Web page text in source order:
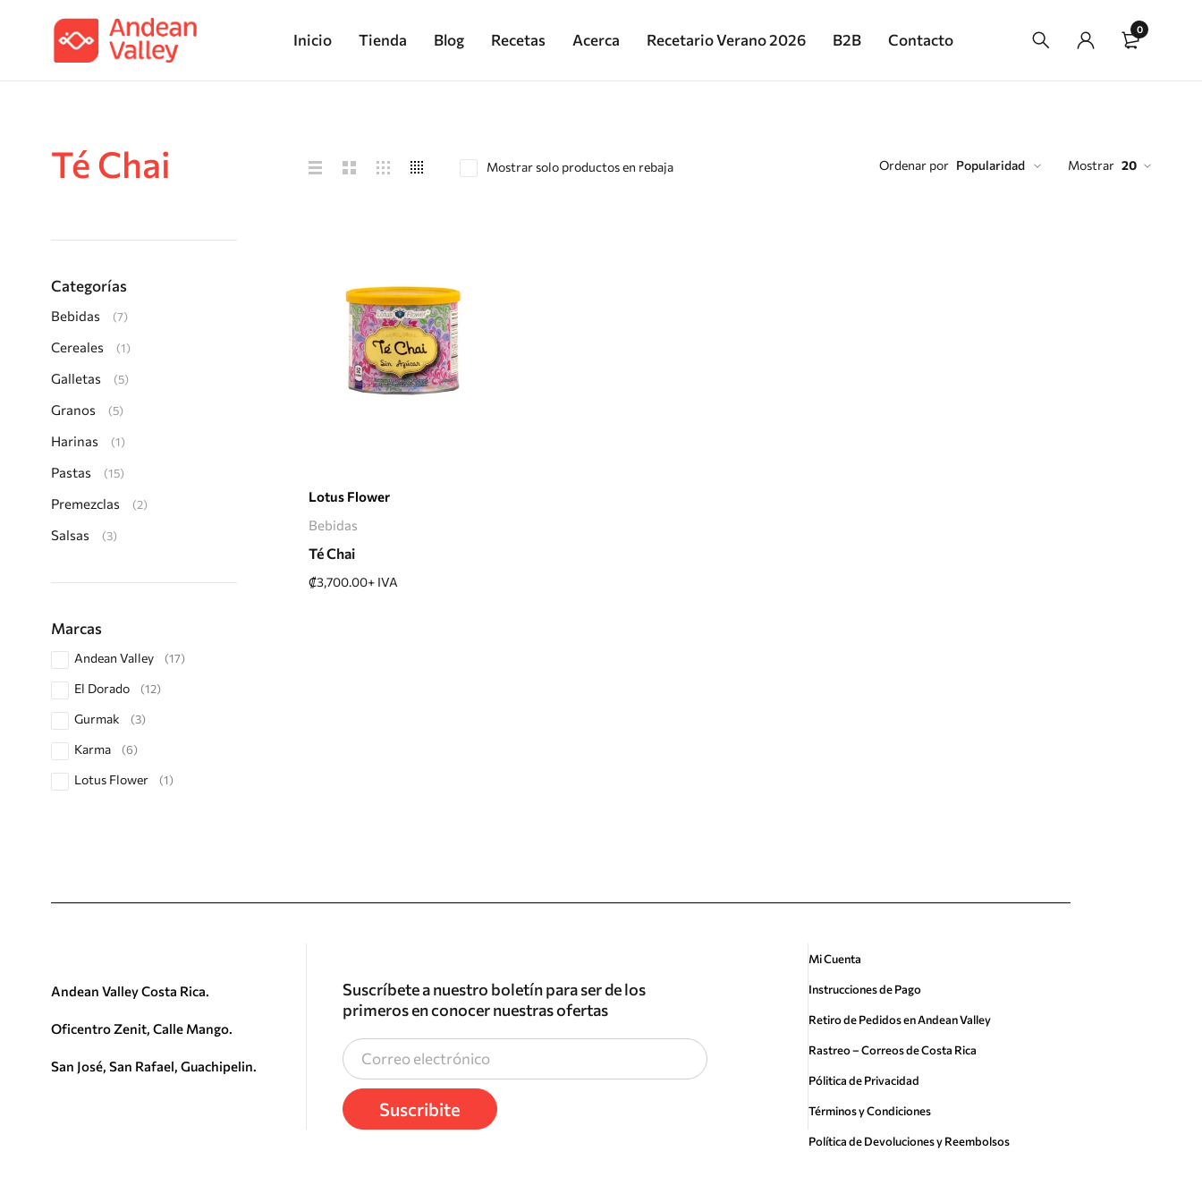
Inicio Tienda Blog Recetas Acerca Recetario Verano 2026 B2B Contacto
0
Té Chai
Categorías
Bebidas (7)
Cereales (1)
Galletas (5)
Granos (5)
Harinas (1)
Pastas (15)
Premezclas (2)
Salsas (3)
Marcas
Andean Valley (17)
El Dorado (12)
Gurmak (3)
Karma (6)
Lotus Flower (1)
Ordenar por Popularidad
Mostrar solo productos en rebaja Mostrar 20
Lotus Flower
Bebidas
Té Chai
₡3,700.00+ IVA
Andean Valley Costa Rica.
Oficentro Zenit, Calle Mango.
San José, San Rafael, Guachipelin.
Suscríbete a nuestro boletín para ser de los
primeros en conocer nuestras ofertas
Suscribite
Mi Cuenta
Instrucciones de Pago
Retiro de Pedidos en Andean Valley
Rastreo – Correos de Costa Rica
Pólitica de Privacidad
Términos y Condiciones
Política de Devoluciones y Reembolsos